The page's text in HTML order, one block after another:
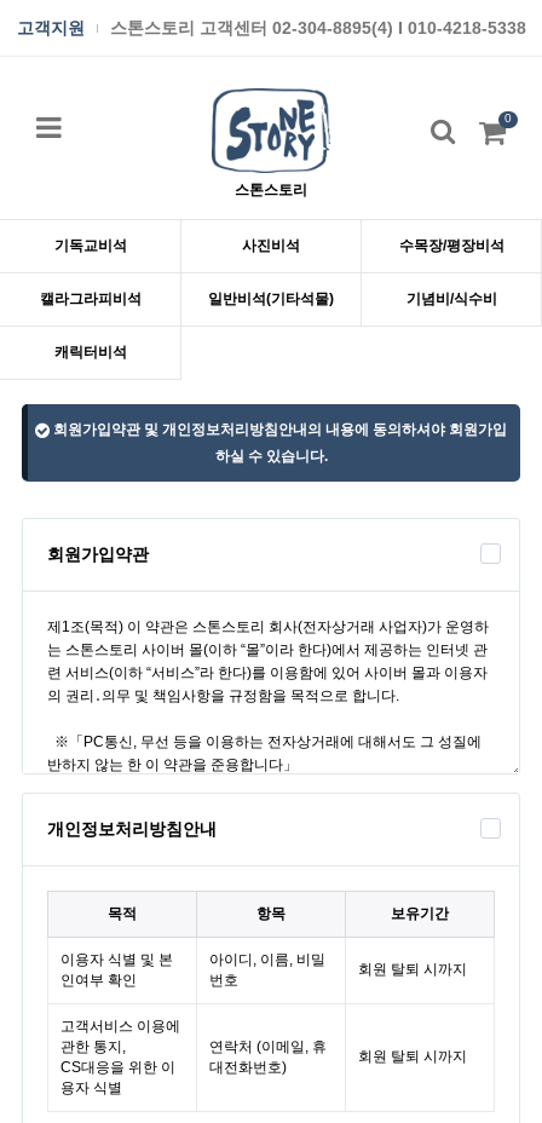
고객지원 스톤스토리 고객센터 02-304-8895(4) I 010-4218-5338
스톤스토리
0
기독교비석 사진비석 수목장/평장비석
캘라그라피비석 일반비석(기타석물) 기념비/식수비
캐릭터비석
회원가입약관 및 개인정보처리방침안내의 내용에 동의하셔야 회원가입
하실 수 있습니다.
회원가입약관
개인정보처리방침안내
목적 항목 보유기간
이용자 식별 및 본
인여부 확인
아이디, 이름, 비밀
번호
회원 탈퇴 시까지
고객서비스 이용에
관한 통지,
CS대응을 위한 이
용자 식별
연락처 (이메일, 휴
대전화번호)
회원 탈퇴 시까지